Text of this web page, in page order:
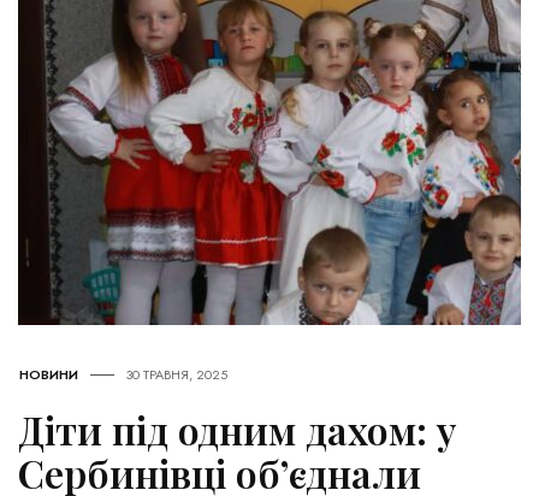
НОВИНИ 30 ТРАВНЯ, 2025
Діти під одним дахом: у
Сербинівці об’єднали